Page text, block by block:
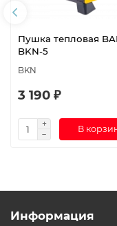
Пушка тепловая
BKN-5
BKN
3 190 ₽
В
Информация